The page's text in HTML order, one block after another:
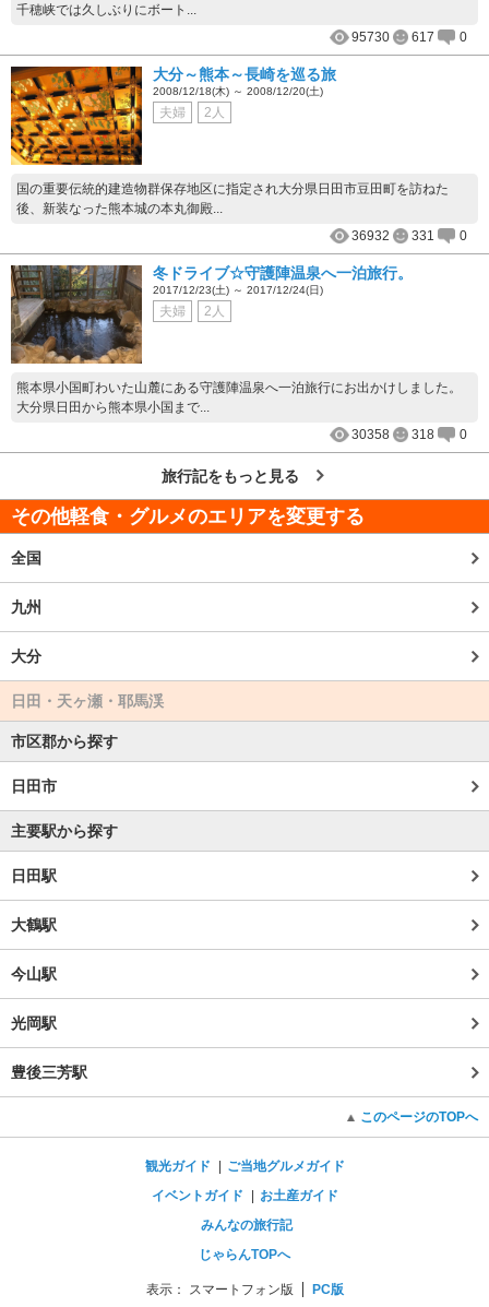
千穂峡では久しぶりにボート...
95730
617 0
大分～熊本～長崎を巡る旅
2008/12/18(木) ～ 2008/12/20(土)
夫婦 2人
国の重要伝統的建造物群保存地区に指定され大分県日田市豆田町を訪ねた
後、新装なった熊本城の本丸御殿...
36932
331 0
冬ドライブ☆守護陣温泉へ一泊旅行。
2017/12/23(土) ～ 2017/12/24(日)
夫婦 2人
熊本県小国町わいた山麓にある守護陣温泉へ一泊旅行にお出かけしました。
大分県日田から熊本県小国まで...
30358
318 0
旅行記をもっと見る
その他軽食・グルメのエリアを変更する
全国
九州
大分
日田・天ヶ瀬・耶馬渓
市区郡から探す
日田市
主要駅から探す
日田駅
大鶴駅
今山駅
光岡駅
豊後三芳駅
このページのTOPへ
観光ガイド
ご当地グルメガイド
イベントガイド
お土産ガイド
みんなの旅行記
じゃらんTOPへ
表示： スマートフォン版 PC版